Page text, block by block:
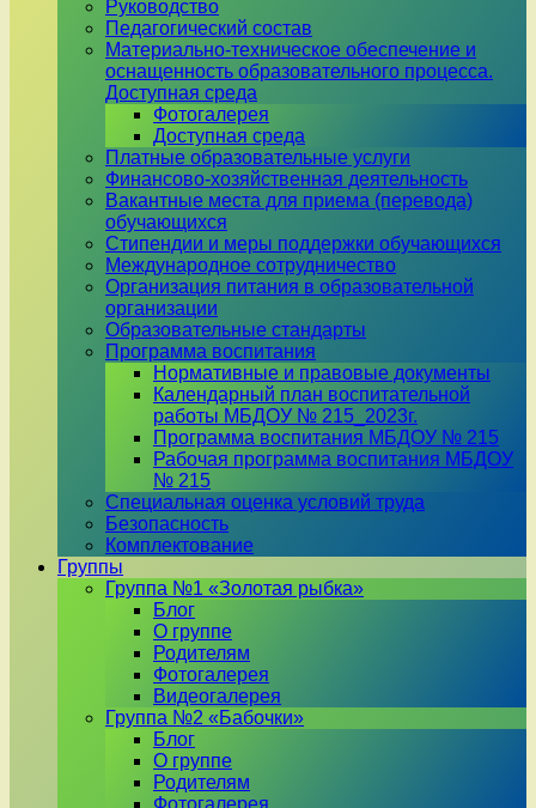
Руководство
Педагогический состав
Материально-техническое обеспечение и
оснащенность образовательного процесса.
Доступная среда
Фотогалерея
Доступная среда
Платные образовательные услуги
Финансово-хозяйственная деятельность
Вакантные места для приема (перевода)
обучающихся
Стипендии и меры поддержки обучающихся
Международное сотрудничество
Организация питания в образовательной
организации
Образовательные стандарты
Программа воспитания
Нормативные и правовые документы
Календарный план воспитательной
работы МБДОУ № 215_2023г.
Программа воспитания МБДОУ № 215
Рабочая программа воспитания МБДОУ
№ 215
Специальная оценка условий труда
Безопасность
Комплектование
Группы
Группа №1 «Золотая рыбка»
Блог
О группе
Родителям
Фотогалерея
Видеогалерея
Группа №2 «Бабочки»
Блог
О группе
Родителям
Фотогалерея